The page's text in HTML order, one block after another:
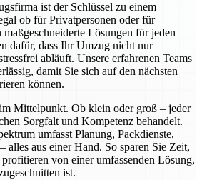
ist der Schlüssel zu einem
ob für Privatpersonen oder für
Lösungen für jeden
dafür, dass Ihr Umzug nicht nur
abläuft. Unsere erfahrenen Teams
damit Sie sich auf den nächsten
können.
Mittelpunkt. Ob klein oder groß – jeder
Sorgfalt und Kompetenz behandelt.
umfasst Planung, Packdienste,
alles aus einer Hand. So sparen Sie Zeit,
von einer umfassenden Lösung,
ist.